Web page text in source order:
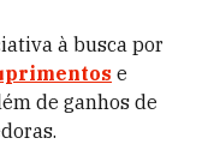
à busca por
e
de ganhos de